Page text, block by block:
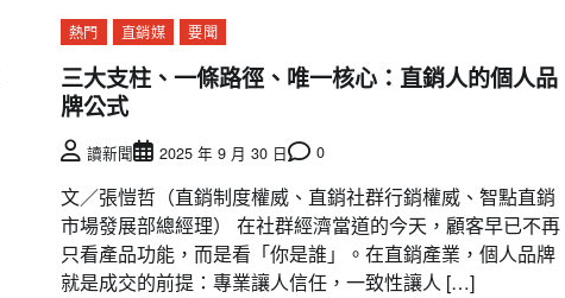
熱門 直銷媒 要聞
三大支柱、一條路徑、唯一核心：直銷人的個人品
牌公式
讀新聞 2025 年 9 月 30 日 0
文／張愷哲（直銷制度權威、直銷社群行銷權威、智點直銷
市場發展部總經理） 在社群經濟當道的今天，顧客早已不再
只看產品功能，而是看「你是誰」。在直銷產業，個人品牌
就是成交的前提：專業讓人信任，一致性讓人 […]